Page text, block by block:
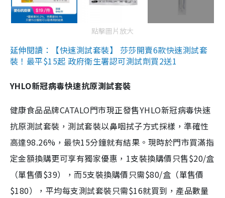
點擊圖片放大
延伸閱讀：【快速測試套裝】 莎莎開賣6款快速測試套
裝！最平$15起 政府衛生署認可測試劑買2送1
YHLO新冠病毒快速抗原測試套裝
健康食品品牌CATALO門市現正發售YHLO新冠病毒快速
抗原測試套裝，測試套裝以鼻咽拭子方式採樣，準確性
高達98.26%，最快15分鐘就有結果。現時於門市買滿指
定金額換購更可享有獨家優惠，1支裝換購價只售$20/盒
（單售價$39），而5支裝換購價只需$80/盒（單售價
$180），平均每支測試套裝只需$16就買到，產品數量